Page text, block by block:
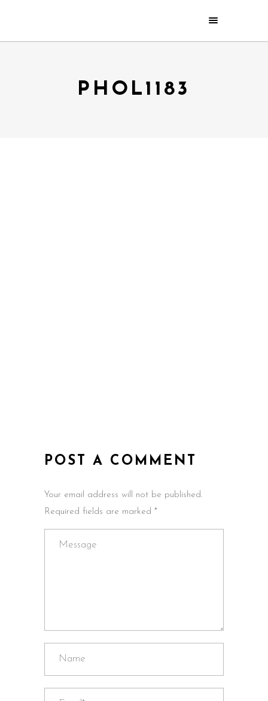
PHOL1183
POST A COMMENT
Your email address will not be published.
Required fields are marked *